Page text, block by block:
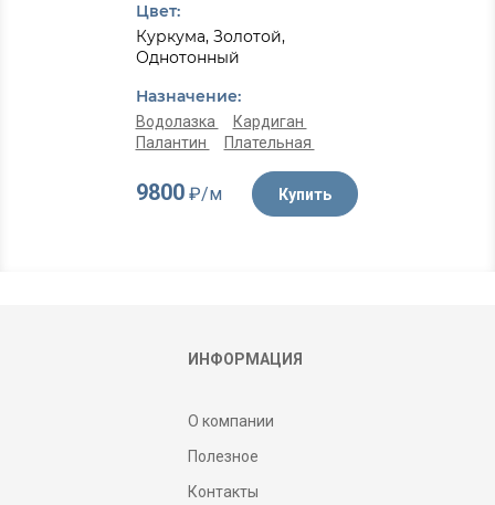
Цвет:
Куркума, Золотой,
Однотонный
Назначение:
Водолазка
Кардиган
Палантин
Плательная
9800₽/м Купить
ИНФОРМАЦИЯ
О компании
Полезное
Контакты